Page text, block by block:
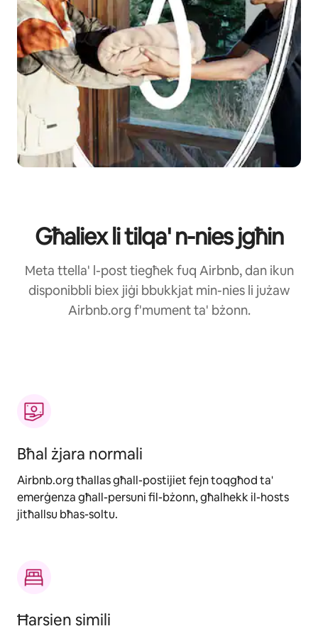
Għaliex li tilqa' n-nies jgħin
Meta ttella' l-post tiegħek fuq Airbnb, dan ikun
disponibbli biex jiġi bbukkjat min-nies li jużaw
Airbnb.org f'mument ta' bżonn.
Bħal żjara normali
Airbnb.org tħallas għall-postijiet fejn toqgħod ta'
emerġenza għall-persuni fil-bżonn, għalhekk il-hosts
jitħallsu bħas-soltu.
Ħarsien simili